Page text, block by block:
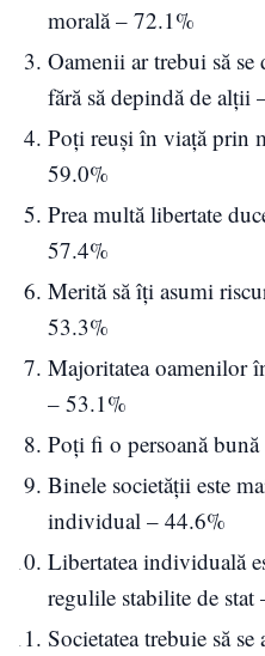
morală – 72.1%
Oamenii ar trebui să
fără să depindă de alții
Poți reuși în viață prin
59.0%
Prea multă libertate
57.4%
Merită să îți asumi
53.3%
Majoritatea oamenilor
– 53.1%
Poți fi o persoană
Binele societății este
individual – 44.6%
Libertatea individuală
regulile stabilite de stat
Societatea trebuie să